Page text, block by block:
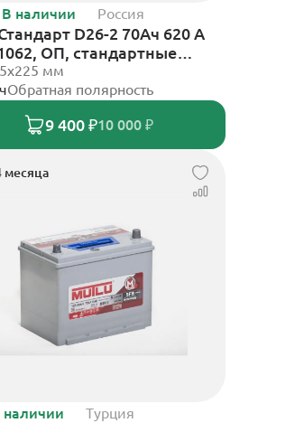
В наличии Россия
D26-2 70Ач 620 A
ОП, стандартные
мм
Обратная полярность
9 400 ₽10 000 ₽
месяца
наличии Турция